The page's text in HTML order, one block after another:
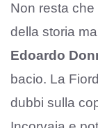
Non resta
della storia
Edoardo
bacio. La
dubbi sulla